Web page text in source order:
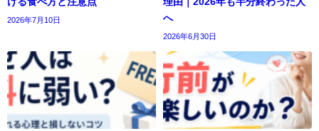
2026年7月10日
へ
2026年6月30日